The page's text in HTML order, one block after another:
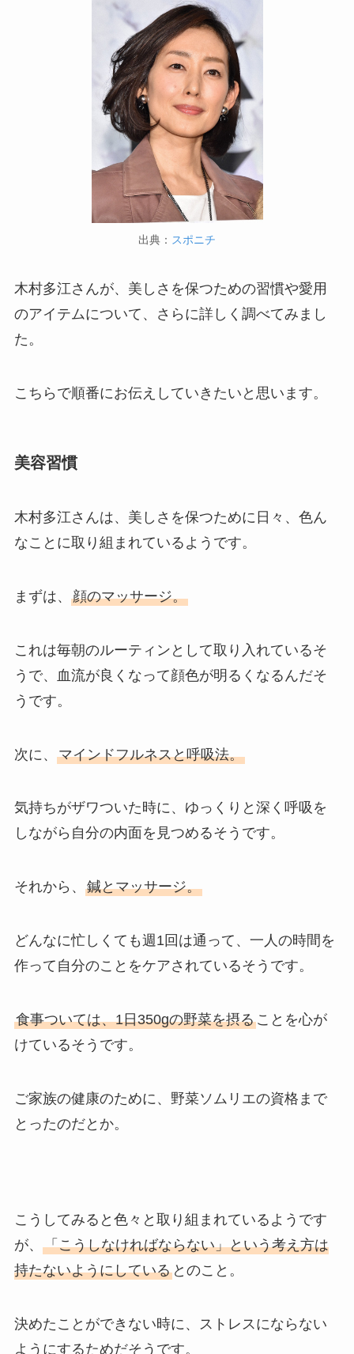
出典： スポニチ
木村多江さんが、美しさを保つための習慣や愛用
のアイテムについて、さらに詳しく調べてみまし
た。
こちらで順番にお伝えしていきたいと思います。
美容習慣
木村多江さんは、美しさを保つために日々、色ん
なことに取り組まれているようです。
まずは、 顔のマッサージ。
これは毎朝のルーティンとして取り入れているそ
うで、血流が良くなって顔色が明るくなるんだそ
うです。
次に、 マインドフルネスと呼吸法。
気持ちがザワついた時に、ゆっくりと深く呼吸を
しながら自分の内面を見つめるそうです。
それから、 鍼とマッサージ。
どんなに忙しくても週1回は通って、一人の時間を
作って自分のことをケアされているそうです。
食事ついては、1日350gの野菜を摂ることを心が
けているそうです。
ご家族の健康のために、野菜ソムリエの資格まで
とったのだとか。
こうしてみると色々と取り組まれているようです
が、 「こうしなければならない」という考え方は
持たないようにしているとのこと。
決めたことができない時に、ストレスにならない
ようにするためだそうです。